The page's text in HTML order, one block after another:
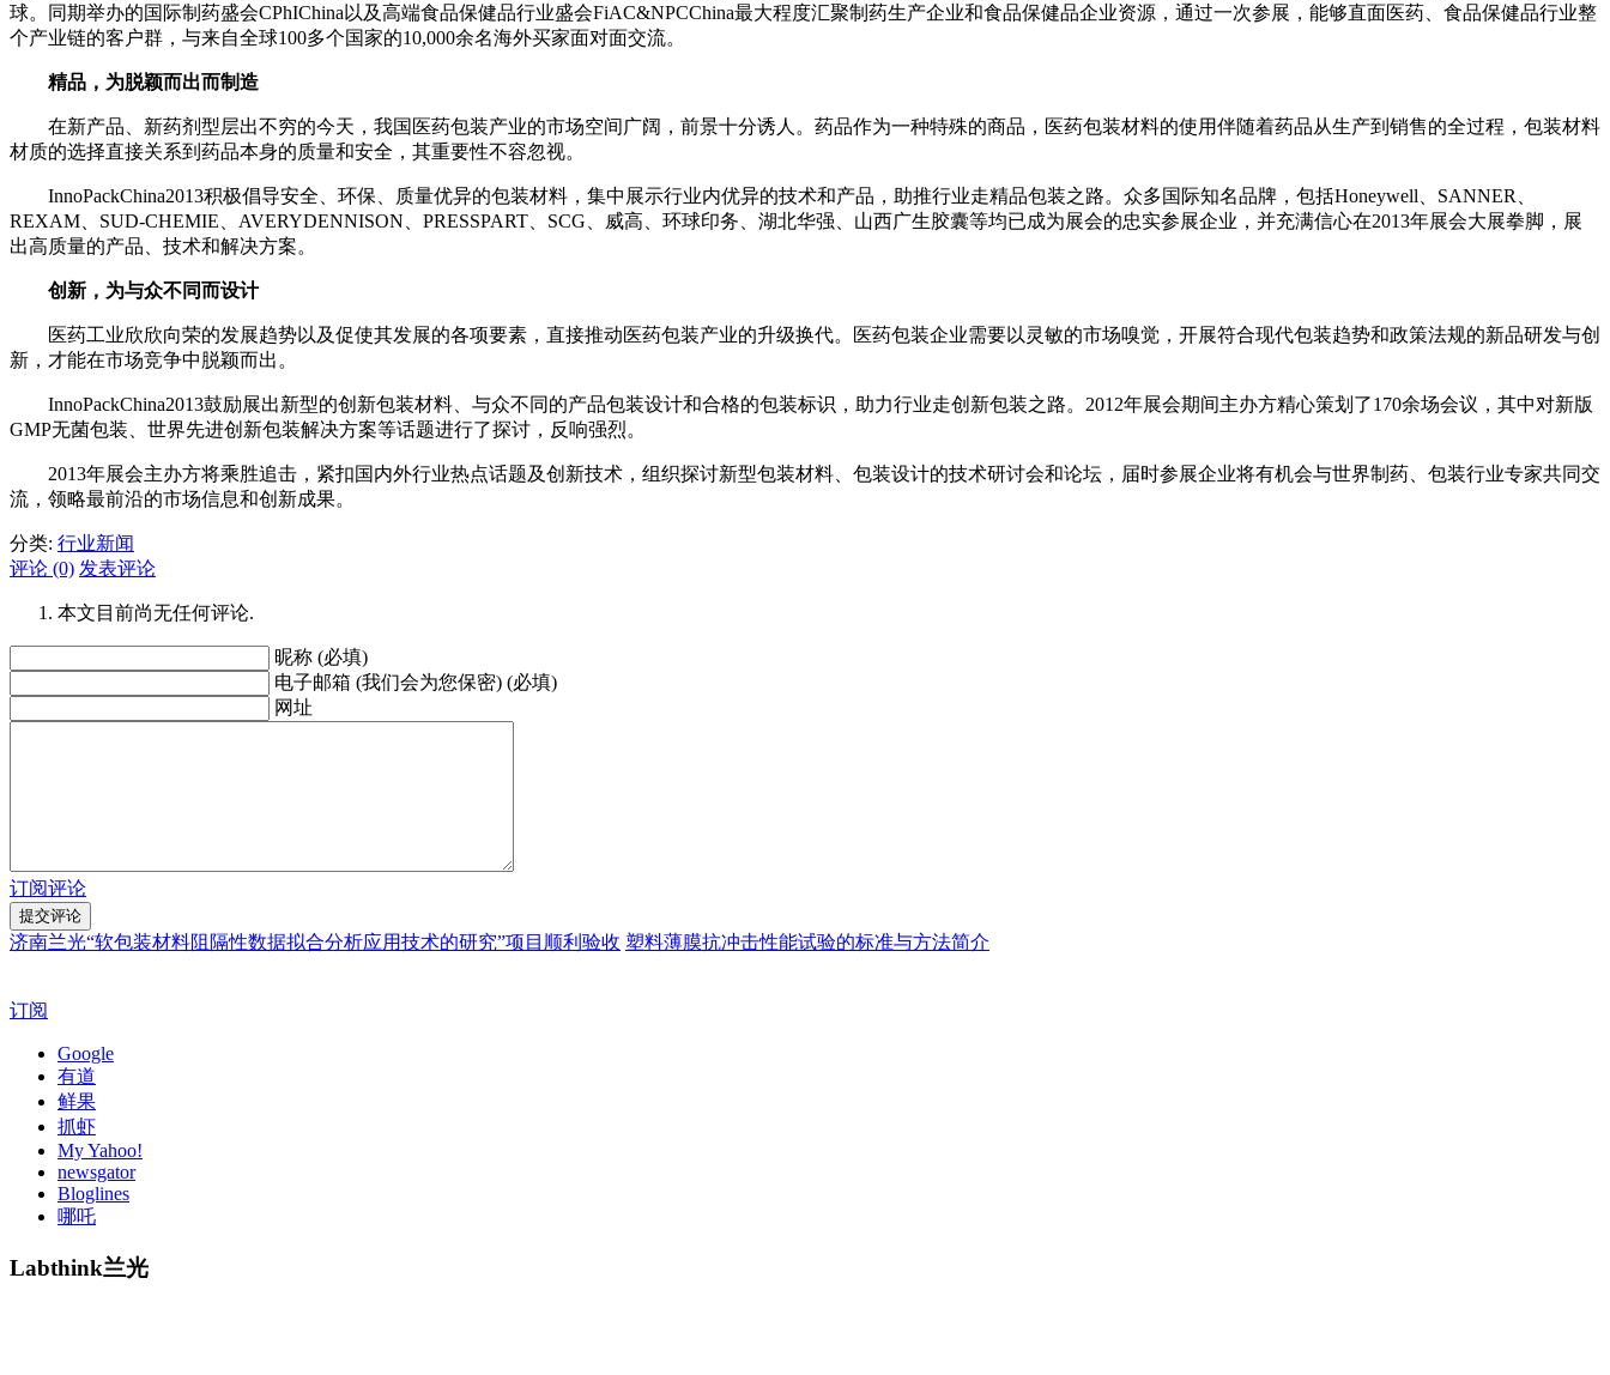
球。同期举办的国际制药盛会CPhIChina以及高端食品保健品行业盛会FiAC&NPCChina最大程度汇聚制药生产企业和食品保健品企业资源，通过一次参展，能够直面医药、食品保健品行业整
个产业链的客户群，与来自全球100多个国家的10,000余名海外买家面对面交流。
精品，为脱颖而出而制造
在新产品、新药剂型层出不穷的今天，我国医药包装产业的市场空间广阔，前景十分诱人。药品作为一种特殊的商品，医药包装材料的使用伴随着药品从生产到销售的全过程，包装材料
材质的选择直接关系到药品本身的质量和安全，其重要性不容忽视。
InnoPackChina2013积极倡导安全、环保、质量优异的包装材料，集中展示行业内优异的技术和产品，助推行业走精品包装之路。众多国际知名品牌，包括Honeywell、SANNER、
REXAM、SUD-CHEMIE、AVERYDENNISON、PRESSPART、SCG、威高、环球印务、湖北华强、山西广生胶囊等均已成为展会的忠实参展企业，并充满信心在2013年展会大展拳脚，展
出高质量的产品、技术和解决方案。
创新，为与众不同而设计
医药工业欣欣向荣的发展趋势以及促使其发展的各项要素，直接推动医药包装产业的升级换代。医药包装企业需要以灵敏的市场嗅觉，开展符合现代包装趋势和政策法规的新品研发与创
新，才能在市场竞争中脱颖而出。
InnoPackChina2013鼓励展出新型的创新包装材料、与众不同的产品包装设计和合格的包装标识，助力行业走创新包装之路。2012年展会期间主办方精心策划了170余场会议，其中对新版
GMP无菌包装、世界先进创新包装解决方案等话题进行了探讨，反响强烈。
2013年展会主办方将乘胜追击，紧扣国内外行业热点话题及创新技术，组织探讨新型包装材料、包装设计的技术研讨会和论坛，届时参展企业将有机会与世界制药、包装行业专家共同交
流，领略最前沿的市场信息和创新成果。
分类: 行业新闻
评论 (0) 发表评论
本文目前尚无任何评论.
昵称 (必填)
电子邮箱 (我们会为您保密) (必填)
网址
订阅评论
济南兰光“软包装材料阻隔性数据拟合分析应用技术的研究”项目顺利验收 塑料薄膜抗冲击性能试验的标准与方法简介
订阅
Google
有道
鲜果
抓虾
My Yahoo!
newsgator
Bloglines
哪吒
Labthink兰光